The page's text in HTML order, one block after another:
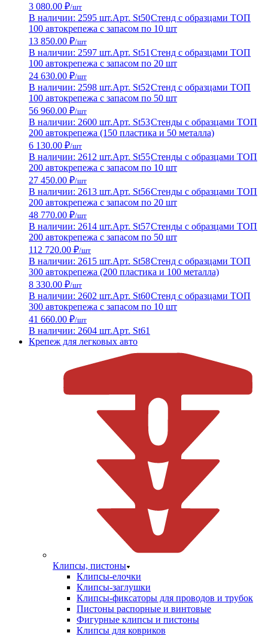
3 080.00 ₽/шт
В наличии: 2595 шт.Арт. St50Стенд с образцами ТОП
100 автокрепежа с запасом по 10 шт
13 850.00 ₽/шт
В наличии: 2597 шт.Арт. St51 Стенд с образцами ТОП
100 автокрепежа с запасом по 20 шт
24 630.00 ₽/шт
В наличии: 2598 шт.Арт. St52Стенд с образцами ТОП
100 автокрепежа с запасом по 50 шт
56 960.00 ₽/шт
В наличии: 2600 шт.Арт. St53Стенды с образцами ТОП
200 автокрепежа (150 пластика и 50 металла)
6 130.00 ₽/шт
В наличии: 2612 шт.Арт. St55Стенды с образцами ТОП
200 автокрепежа с запасом по 10 шт
27 450.00 ₽/шт
В наличии: 2613 шт.Арт. St56Стенды с образцами ТОП
200 автокрепежа с запасом по 20 шт
48 770.00 ₽/шт
В наличии: 2614 шт.Арт. St57Стенды с образцами ТОП
200 автокрепежа с запасом по 50 шт
112 720.00 ₽/шт
В наличии: 2615 шт.Арт. St58Стенд с образцами ТОП
300 автокрепежа (200 пластика и 100 металла)
8 330.00 ₽/шт
В наличии: 2602 шт.Арт. St60Стенд с образцами ТОП
300 автокрепежа с запасом по 10 шт
41 660.00 ₽/шт
В наличии: 2604 шт.Арт. St61
Крепеж для легковых авто
Клипсы, пистоны
Клипсы-елочки
Клипсы-заглушки
Клипсы-фиксаторы для проводов и трубок
Пистоны распорные и винтовые
Фигурные клипсы и пистоны
Клипсы для ковриков